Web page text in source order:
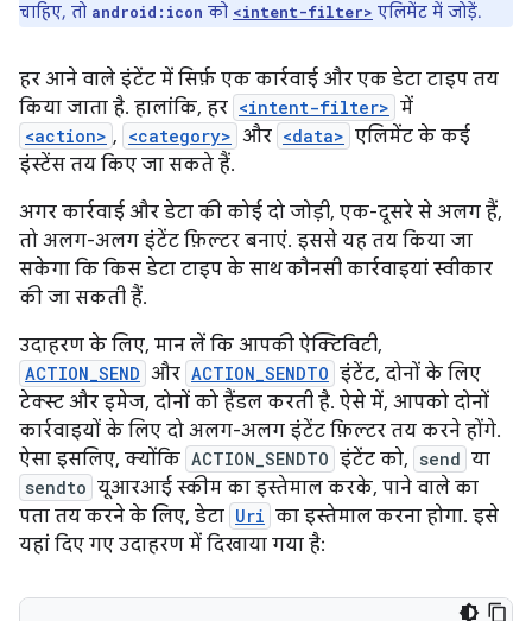
चाहिए, तो android:icon को <intent-filter> एलिमेंट में जोड़ें.
हर आने वाले इंटेंट में सिर्फ़ एक कार्रवाई और एक डेटा टाइप तय
किया जाता है. हालांकि, हर <intent-filter> में
<action> , <category> और <data> एलिमेंट के कई
इंस्टेंस तय किए जा सकते हैं.
अगर कार्रवाई और डेटा की कोई दो जोड़ी, एक-दूसरे से अलग हैं,
तो अलग-अलग इंटेंट फ़िल्टर बनाएं. इससे यह तय किया जा
सकेगा कि किस डेटा टाइप के साथ कौनसी कार्रवाइयां स्वीकार
की जा सकती हैं.
उदाहरण के लिए, मान लें कि आपकी ऐक्टिविटी,
ACTION_SEND और ACTION_SENDTO इंटेंट, दोनों के लिए
टेक्स्ट और इमेज, दोनों को हैंडल करती है. ऐसे में, आपको दोनों
कार्रवाइयों के लिए दो अलग-अलग इंटेंट फ़िल्टर तय करने होंगे.
ऐसा इसलिए, क्योंकि ACTION_SENDTO इंटेंट को, send या
sendto यूआरआई स्कीम का इस्तेमाल करके, पाने वाले का
पता तय करने के लिए, डेटा Uri का इस्तेमाल करना होगा. इसे
यहां दिए गए उदाहरण में दिखाया गया है: